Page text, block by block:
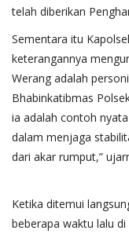
telah diberikan
Sementara itu
keterangannya
Werang adalah
Bhabinkatibmas
ia adalah contoh
dalam menjaga
dari akar rumput,”
Ketika ditemui
beberapa waktu lalu